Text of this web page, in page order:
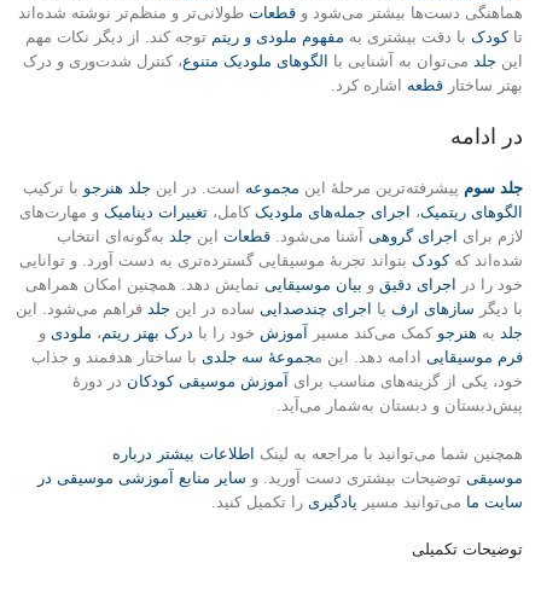
هماهنگی دست‌ها بیشتر می‌شود و قطعات طولانی‌تر و منظم‌تر نوشته شده‌اند
تاکودک با دقت بیشتری به مفهوم ملودی و ریتم توجه کند. از دیگر نکات مهم
این جلد می‌توان به آشنایی با الگوهای ملودیک متنوع، کنترل شدت‌وری و درک
بهتر ساختار قطعه اشاره کرد.
در ادامه
جلد سوم پیشرفته‌ترین مرحلهٔ این مجموعه است. در این جلد هنرجو با ترکیب
الگوهای ریتمیک، اجرای جمله‌های ملودیک کامل، تغییرات دینامیک و مهارت‌های
لازم برای اجرای گروهی آشنا می‌شود. قطعات این جلد به‌گونه‌ای انتخاب
شده‌اند کهکودک بتواند تجربهٔ موسیقایی گسترده‌تری به دست آورد. و توانایی
خود را در
اجرای دقیق و بیان موسیقایی نمایش دهد. همچنین امکان همراهی
با دیگر سازهای ارف یا اجرای چندصدایی ساده در این جلد فراهم می‌شود. این
جلد به هنرجو کمک می‌کند مسیر آموزش خود را با درک بهتر ریتم، ملودی و
فرم موسیقایی ادامه دهد. این مجموعهٔ سه جلدی با ساختار هدفمند و جذاب
خود، یکی از گزینه‌های مناسب برای آموزش موسیقی کودکان در دورهٔ
پیش‌دبستان و دبستان به‌شمار می‌آید.
همچنین شما می‌توانید با مراجعه به لینک اطلاعات بیشتر درباره
موسیقی توضیحات بیشتری دست آورید. و سایر منابع آموزشی موسیقی در
سایت ما می‌توانید مسیر یادگیری را تکمیل کنید.
توضیحات تکمیلی